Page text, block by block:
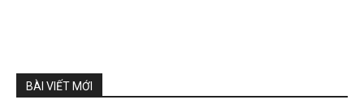
BÀI VIẾT MỚI